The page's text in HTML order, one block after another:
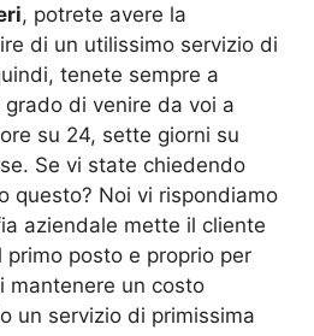
, potrete avere la
di un utilissimo servizio di
tenete sempre a
di venire da voi a
su 24, sette giorni su
Se vi state chiedendo
questo? Noi vi rispondiamo
aziendale mette il cliente
primo posto e proprio per
mantenere un costo
un servizio di primissima